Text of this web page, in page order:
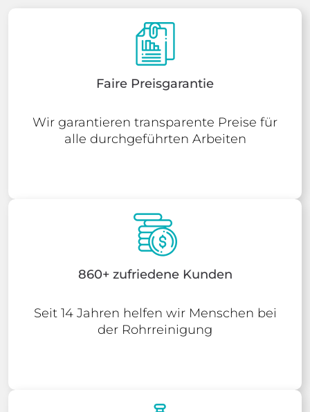
Faire Preisgarantie
Wir garantieren transparente Preise für
alle durchgeführten Arbeiten
860+ zufriedene Kunden
Seit 14 Jahren helfen wir Menschen bei
der Rohrreinigung